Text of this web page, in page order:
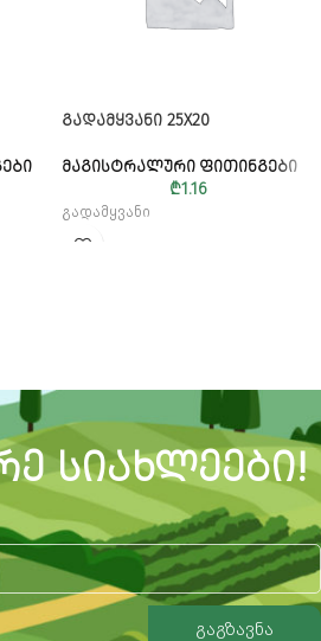
ᲒᲐᲓᲐᲛᲧᲕᲐᲜᲘ 25X20
ᲛᲐᲒᲘᲡᲢᲠᲐᲚᲣᲠᲘ ᲤᲘᲗᲘᲜᲒᲔᲑᲘ
₾1.16
გადამყვანი
ᲡᲘᲐᲮᲚᲔᲔᲑᲘ!
გაგზავნა